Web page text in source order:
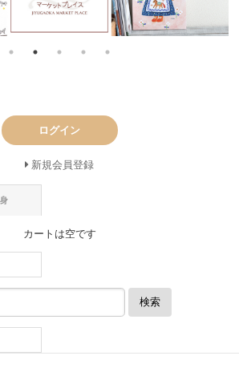
ログイン
新規会員登録
カートは空です
検索